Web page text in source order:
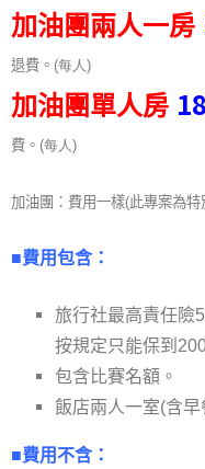
加油團兩人一房
退費。 (每人 )
加油團單人房
費。 (每人 )
加油團：費用一樣(此專案為
■費用包含：
旅行社最高責任險
按規定只能保到
包含比賽名額。
飯店兩人一室(含早
■費用不含：